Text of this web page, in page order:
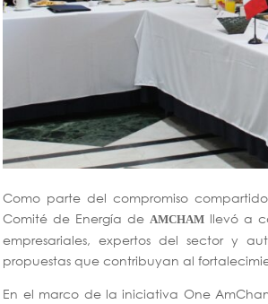
Como parte del compromiso
Comité de Energía deAMCHAM llevó a
empresariales, expertos del sector y
propuestas que contribuyan al
En el marco de la iniciativa One